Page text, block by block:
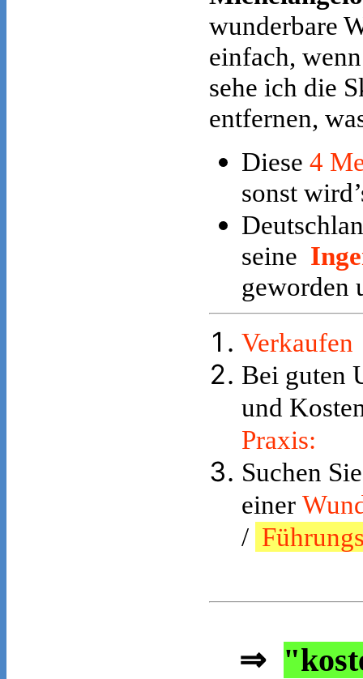
wunderbare
einfach,
sehe ich die
entfernen,
Diese 4
sonst
seine
geworden
Bei guten
und
Praxis:
Suchen
einer
/
⇒